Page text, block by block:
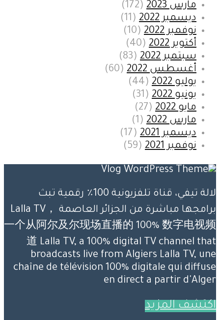
مارس 2023
(172)
ديسمبر 2022
(11)
نوفمبر 2022
(10)
أكتوبر 2022
(40)
سبتمبر 2022
(83)
أغسطس 2022
(60)
يوليو 2022
(44)
يونيو 2022
(31)
مايو 2022
(27)
مارس 2022
(1)
ديسمبر 2021
(17)
نوفمبر 2021
(59)
لالة تيفي، قناة تلفزيونية 100٪ رقمية تبث
برامجها مباشرة من الجزائر العاصمة Lalla TV，
一个从阿尔及尔现场直播的 100% 数字电视频
道 Lalla TV, a 100% digital TV channel that
broadcasts live from Algiers Lalla TV, une
chaîne de télévision 100% digitale qui diffuse
en direct a partir d'Alger
اكتشف المزيد